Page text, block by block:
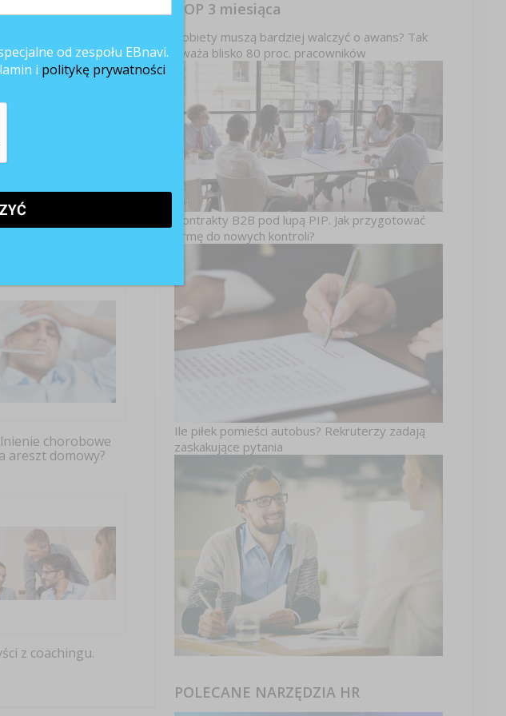
lub abonament. Korzystając
i badania) oraz leki.
z Narodowego
chorobowe
areszt domowy?
z coachingu.
TOP 3 miesiąca
Kobiety muszą bardziej walczyć o awans? Tak
uważa blisko 80 proc. pracowników
Kontrakty B2B pod lupą PIP. Jak przygotować
firmę do nowych kontroli?
Ile piłek pomieści autobus? Rekruterzy zadają
zaskakujące pytania
POLECANE NARZĘDZIA HR
od zespołu EBnavi.
i politykę prywatności